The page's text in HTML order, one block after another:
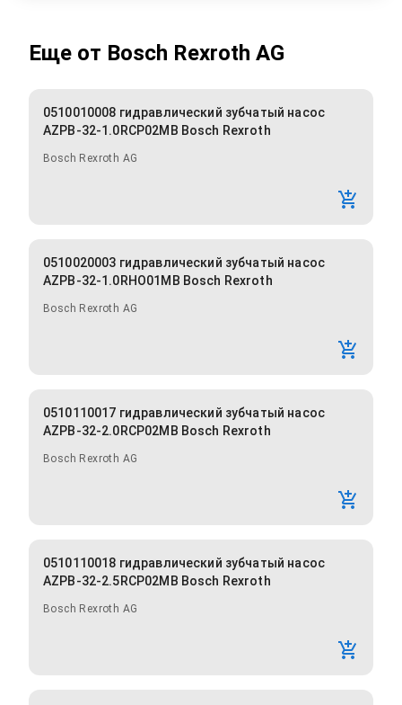
Еще от Bosch Rexroth AG
0510010008 гидравлический зубчатый насос
AZPB-32-1.0RCP02MB Bosch Rexroth
Bosch Rexroth AG
0510020003 гидравлический зубчатый насос
AZPB-32-1.0RHO01MB Bosch Rexroth
Bosch Rexroth AG
0510110017 гидравлический зубчатый насос
AZPB-32-2.0RCP02MB Bosch Rexroth
Bosch Rexroth AG
0510110018 гидравлический зубчатый насос
AZPB-32-2.5RCP02MB Bosch Rexroth
Bosch Rexroth AG